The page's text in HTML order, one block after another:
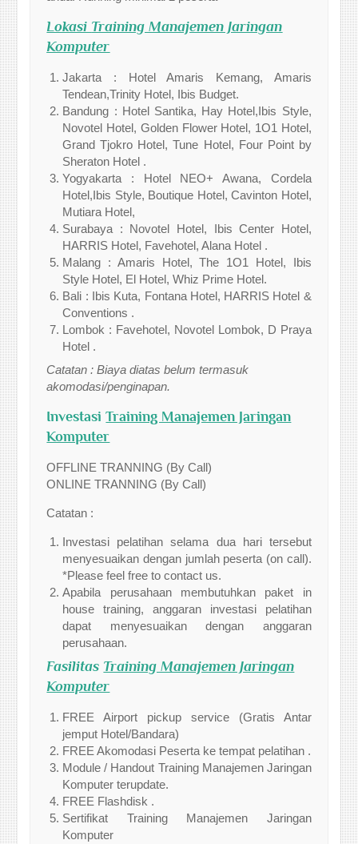
Lokasi Training Manajemen Jaringan
Komputer
Jakarta : Hotel Amaris Kemang, Amaris
Tendean,Trinity Hotel, Ibis Budget.
Bandung : Hotel Santika, Hay Hotel,Ibis Style,
Novotel Hotel, Golden Flower Hotel, 1O1 Hotel,
Grand Tjokro Hotel, Tune Hotel, Four Point by
Sheraton Hotel .
Yogyakarta : Hotel NEO+ Awana, Cordela
Hotel,Ibis Style, Boutique Hotel, Cavinton Hotel,
Mutiara Hotel,
Surabaya : Novotel Hotel, Ibis Center Hotel,
HARRIS Hotel, Favehotel, Alana Hotel .
Malang : Amaris Hotel, The 1O1 Hotel, Ibis
Style Hotel, El Hotel, Whiz Prime Hotel.
Bali : Ibis Kuta, Fontana Hotel, HARRIS Hotel &
Conventions .
Lombok : Favehotel, Novotel Lombok, D Praya
Hotel .
Catatan : Biaya diatas belum termasuk
akomodasi/penginapan.
InvestasiTraining Manajemen Jaringan
Komputer
OFFLINE TRANNING (By Call)
ONLINE TRANNING (By Call)
Catatan :
Investasi pelatihan selama dua hari tersebut
menyesuaikan dengan jumlah peserta (on call).
*Please feel free to contact us.
Apabila perusahaan membutuhkan paket in
house training, anggaran investasi pelatihan
dapat menyesuaikan dengan anggaran
perusahaan.
Fasilitas Training Manajemen Jaringan
Komputer
FREE Airport pickup service (Gratis Antar
jemput Hotel/Bandara)
FREE Akomodasi Peserta ke tempat pelatihan .
Module / Handout Training Manajemen Jaringan
Komputer terupdate.
FREE Flashdisk .
Sertifikat Training Manajemen Jaringan
Komputer